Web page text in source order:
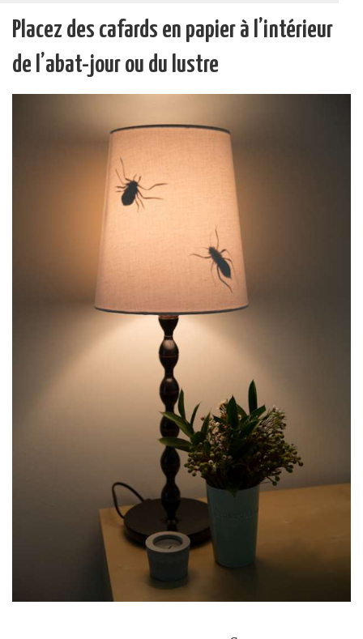
Placez des cafards en papier à l’intérieur
de l’abat-jour ou du lustre